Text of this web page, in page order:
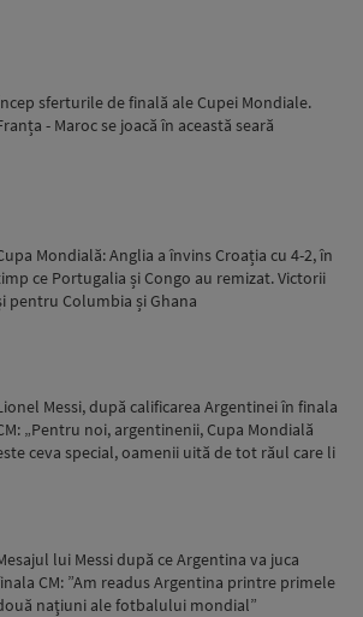
sferturile de finală ale Cupei Mondiale.
- Maroc se joacă în această seară
Mondială: Anglia a învins Croația cu 4-2, în
ce Portugalia și Congo au remizat. Victorii
pentru Columbia și Ghana
Messi, după calificarea Argentinei în finala
„Pentru noi, argentinenii, Cupa Mondială
ceva special, oamenii uită de tot răul care li
lui Messi după ce Argentina va juca
CM: ”Am readus Argentina printre primele
naţiuni ale fotbalului mondial”